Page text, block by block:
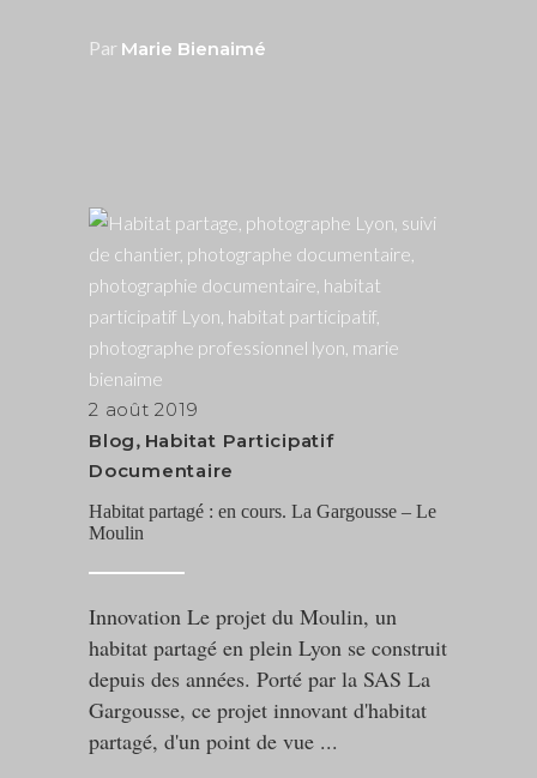
Par Marie Bienaimé
2 août 2019
Blog, Habitat Participatif
Documentaire
Habitat partagé : en cours. La Gargousse – Le
Moulin
Innovation Le projet du Moulin, un
habitat partagé en plein Lyon se construit
depuis des années. Porté par la SAS La
Gargousse, ce projet innovant d'habitat
partagé, d'un point de vue